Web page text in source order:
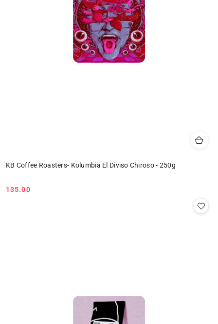
KB Coffee Roasters- Kolumbia El Diviso Chiroso - 250g
Cena:
135.00